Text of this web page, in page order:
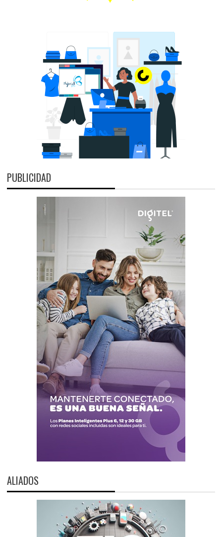
PUBLICIDAD
ALIADOS